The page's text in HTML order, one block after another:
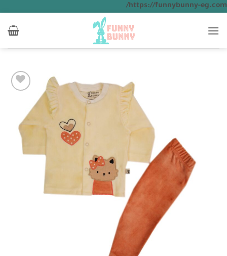
https://funnybunny-eg.com/ تخطي
للمحتوى